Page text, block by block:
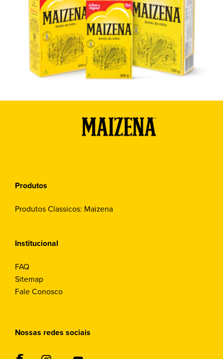
Produtos
Produtos Classicos: Maizena
Institucional
FAQ
Sitemap
Fale Conosco
Nossas redes sociais